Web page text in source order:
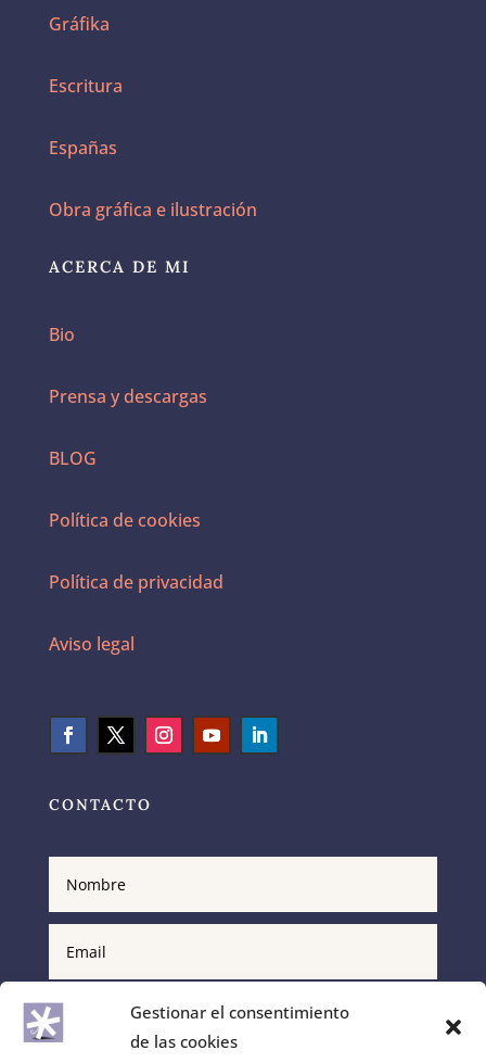
Gestionar el consentimiento
de las cookies
Gráfika
Escritura
Españas
Obra gráfica e ilustración
ACERCA DE MI
Bio
Prensa y descargas
BLOG
Política de cookies
Política de privacidad
Aviso legal
CONTACTO